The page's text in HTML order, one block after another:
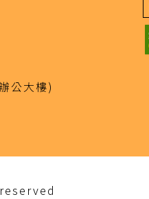
公大樓)